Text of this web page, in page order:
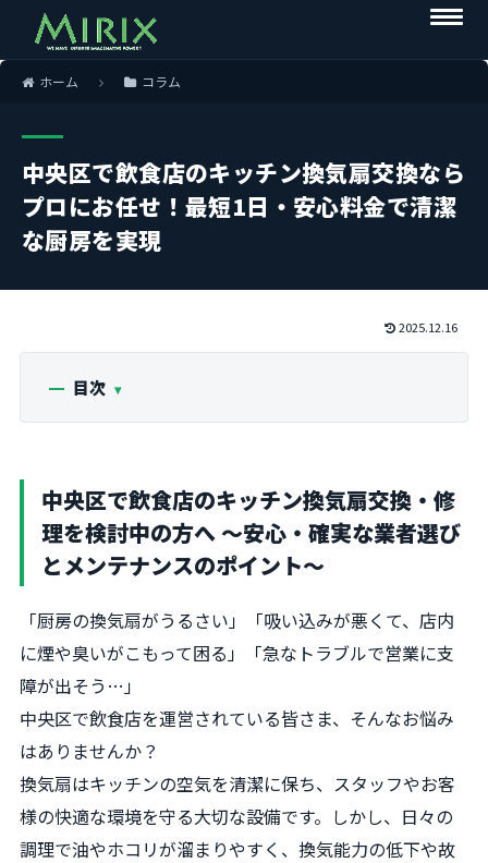
ホーム コラム
中央区で飲食店のキッチン換気扇交換なら
プロにお任せ！最短1日・安心料金で清潔
な厨房を実現
2025.12.16
目次
中央区で飲食店のキッチン換気扇交換・修
理を検討中の方へ 〜安心・確実な業者選び
とメンテナンスのポイント〜
「厨房の換気扇がうるさい」「吸い込みが悪くて、店内
に煙や臭いがこもって困る」「急なトラブルで営業に支
障が出そう…」
中央区で飲食店を運営されている皆さま、そんなお悩み
はありませんか？
換気扇はキッチンの空気を清潔に保ち、スタッフやお客
様の快適な環境を守る大切な設備です。しかし、日々の
調理で油やホコリが溜まりやすく、換気能力の低下や故